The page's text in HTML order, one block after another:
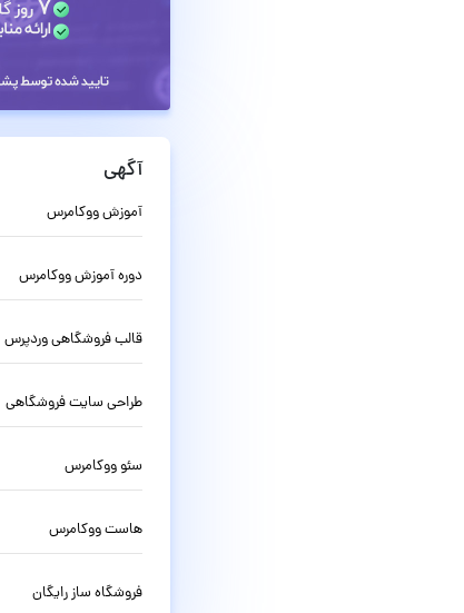
آگهی
آموزش ووکامرس
دوره آموزش ووکامرس
قالب فروشگاهی وردپرس
طراحی سایت فروشگاهی
سئو ووکامرس
هاست ووکامرس
فروشگاه ساز رایگان